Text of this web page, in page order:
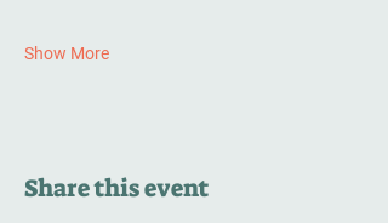
Show More
Share this event